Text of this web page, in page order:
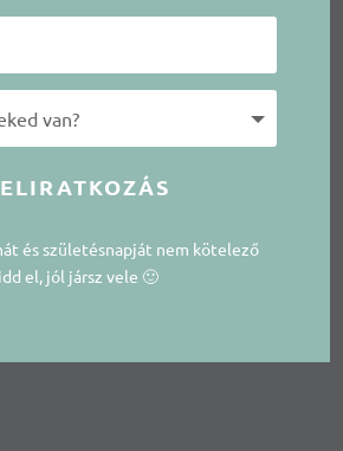
és születésnapját nem kötelező
el, jól jársz vele 🙂